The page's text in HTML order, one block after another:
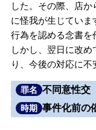
無料相談の
刑事事件につ
刑事事件デ
した。その際、店
に怪我が生じていま
行為を認める念書を
しかし、翌日に改
り、今後の対応に不
罪名 不同意性交
時期 事件化前の